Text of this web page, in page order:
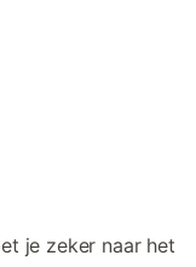
je zeker naar het